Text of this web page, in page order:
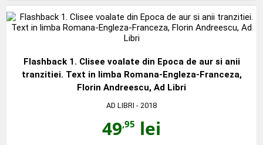
Flashback 1. Clisee voalate din Epoca de aur si anii
tranzitiei. Text in limba Romana-Engleza-Franceza,
Florin Andreescu, Ad Libri
AD LIBRI - 2018
49,95 lei